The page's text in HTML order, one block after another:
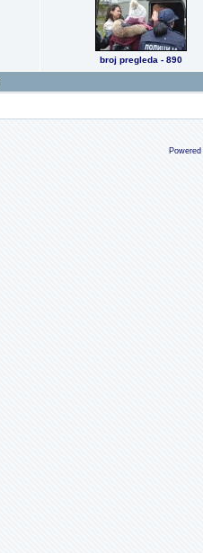
broj pregleda - 890